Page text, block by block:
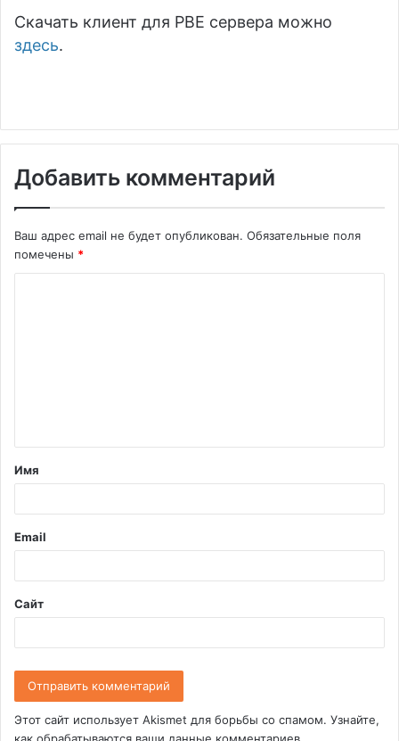
Скачать клиент для PBE сервера можно
здесь.
Добавить комментарий
Ваш адрес email не будет опубликован. Обязательные поля
помечены *
т
а
й
*
Имя
Email
Сайт
Этот сайт использует Akismet для борьбы со спамом. Узнайте,
как обрабатываются ваши данные комментариев